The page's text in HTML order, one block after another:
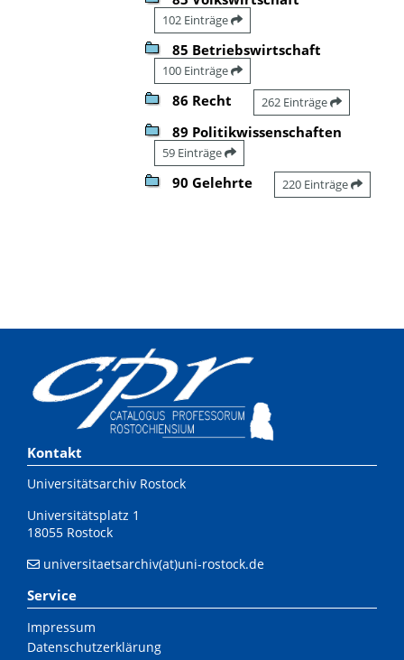
102 Einträge
85 Betriebswirtschaft
100 Einträge
86 Recht 262 Einträge
89 Politikwissenschaften
59 Einträge
90 Gelehrte 220 Einträge
Kontakt
Universitätsarchiv Rostock
Universitätsplatz 1
18055 Rostock
universitaetsarchiv(at)uni-rostock.de
Service
Impressum
Datenschutzerklärung